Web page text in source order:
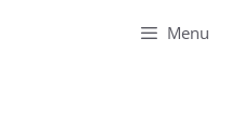
Menu